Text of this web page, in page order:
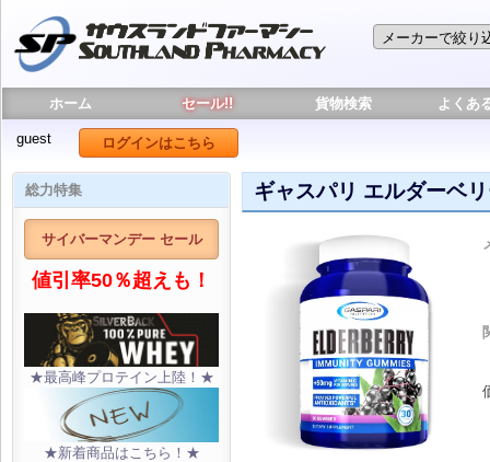
ホーム セール!! 貨物検索 よくあ
guest ログインはこちら
総力特集
サイバーマンデー セール
値引率50％超えも！
★最高峰プロテイン上陸！★
★新着商品はこちら！★
ギャスパリ エルダーベ